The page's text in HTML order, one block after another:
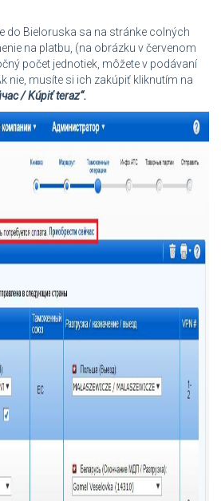
do Bieloruska sa na stránke colných
na platbu, (na obrázku v červenom
počet jednotiek, môžete v podávaní
nie, musíte si ich zakúpiť kliknutím na
/ Kúpiť teraz“.